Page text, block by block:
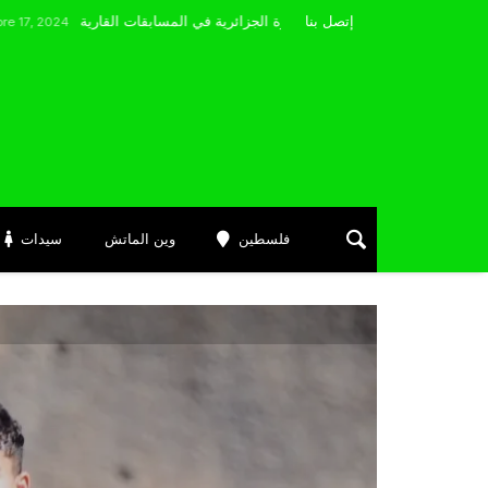
إتصل بنا
سيدات وين الماتش فلسطين